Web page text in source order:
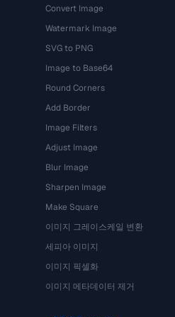
Convert Image
Watermark Image
SVG to PNG
Image to Base64
Round Corners
Add Border
Image Filters
Adjust Image
Blur Image
Sharpen Image
Make Square
이미지 그레이스케일 변환
세피아 이미지
이미지 픽셀화
이미지 메타데이터 제거